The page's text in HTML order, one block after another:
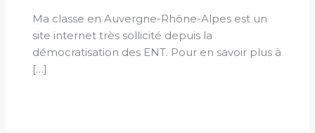
Ma classe en Auvergne-Rhône-Alpes est un
site internet très sollicité depuis la
démocratisation des ENT. Pour en savoir plus à
[…]